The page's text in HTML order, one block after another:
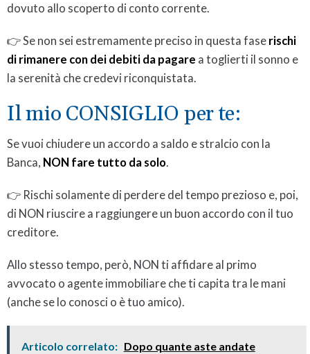
dovuto allo scoperto di conto corrente.
👉 Se non sei estremamente preciso in questa fase rischi
di rimanere con dei debiti da pagare a toglierti il sonno e
la serenità che credevi riconquistata.
Il mio CONSIGLIO per te:
Se vuoi chiudere un accordo a saldo e stralcio con la
Banca, NON fare tutto da solo.
👉 Rischi solamente di perdere del tempo prezioso e, poi,
di NON riuscire a raggiungere un buon accordo con il tuo
creditore.
Allo stesso tempo, però, NON ti affidare al primo
avvocato o agente immobiliare che ti capita tra le mani
(anche se lo conosci o è tuo amico).
Articolo correlato: Dopo quante aste andate